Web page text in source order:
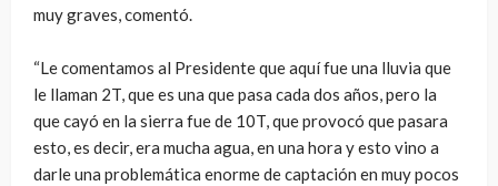
muy graves, comentó.
“Le comentamos al Presidente que aquí fue una lluvia que
le llaman 2T, que es una que pasa cada dos años, pero la
que cayó en la sierra fue de 10T, que provocó que pasara
esto, es decir, era mucha agua, en una hora y esto vino a
darle una problemática enorme de captación en muy pocos